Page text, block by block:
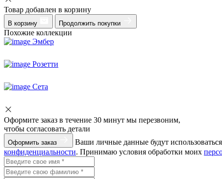
Товар добавлен в корзину
В корзину Продолжить покупки
Похожие коллекции
Эмбер
Розетти
Сета
Оформите заказ в течение 30 минут мы перезвоним,
чтобы согласовать детали
Оформить заказ Ваши личные данные будут
конфиденциальности. Принимаю условия обработки моих